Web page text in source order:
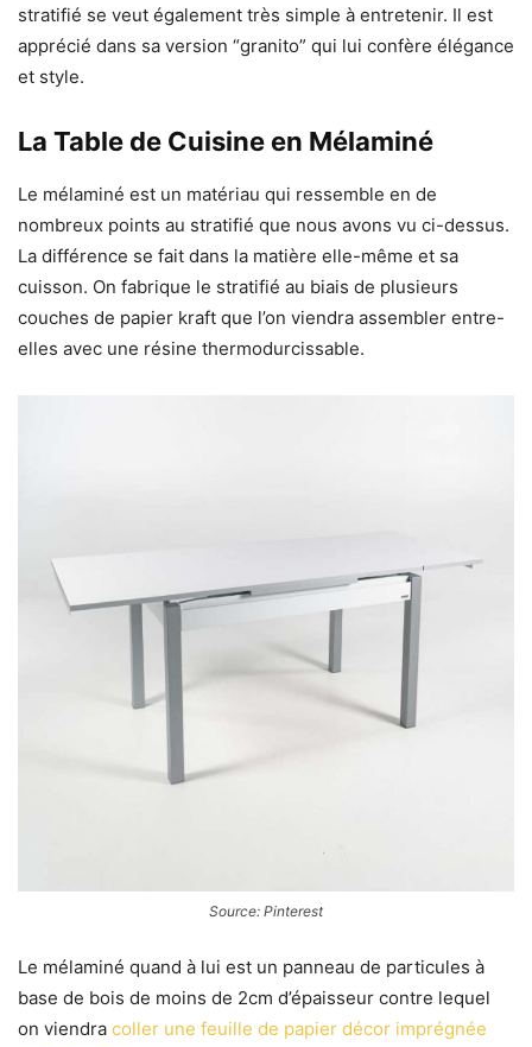
stratifié se veut également très simple à entretenir. Il est
apprécié dans sa version “granito” qui lui confère élégance
et style.
La Table de Cuisine en Mélaminé
Le mélaminé est un matériau qui ressemble en de
nombreux points au stratifié que nous avons vu ci-dessus.
La différence se fait dans la matière elle-même et sa
cuisson. On fabrique le stratifié au biais de plusieurs
couches de papier kraft que l’on viendra assembler entre-
elles avec une résine thermodurcissable.
Source: Pinterest
Le mélaminé quand à lui est un panneau de particules à
base de bois de moins de 2cm d’épaisseur contre lequel
on viendra coller une feuille de papier décor imprégnée